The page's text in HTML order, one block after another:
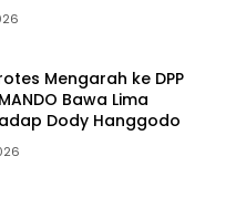
Mengarah ke DPP
Bawa Lima
Dody Hanggodo